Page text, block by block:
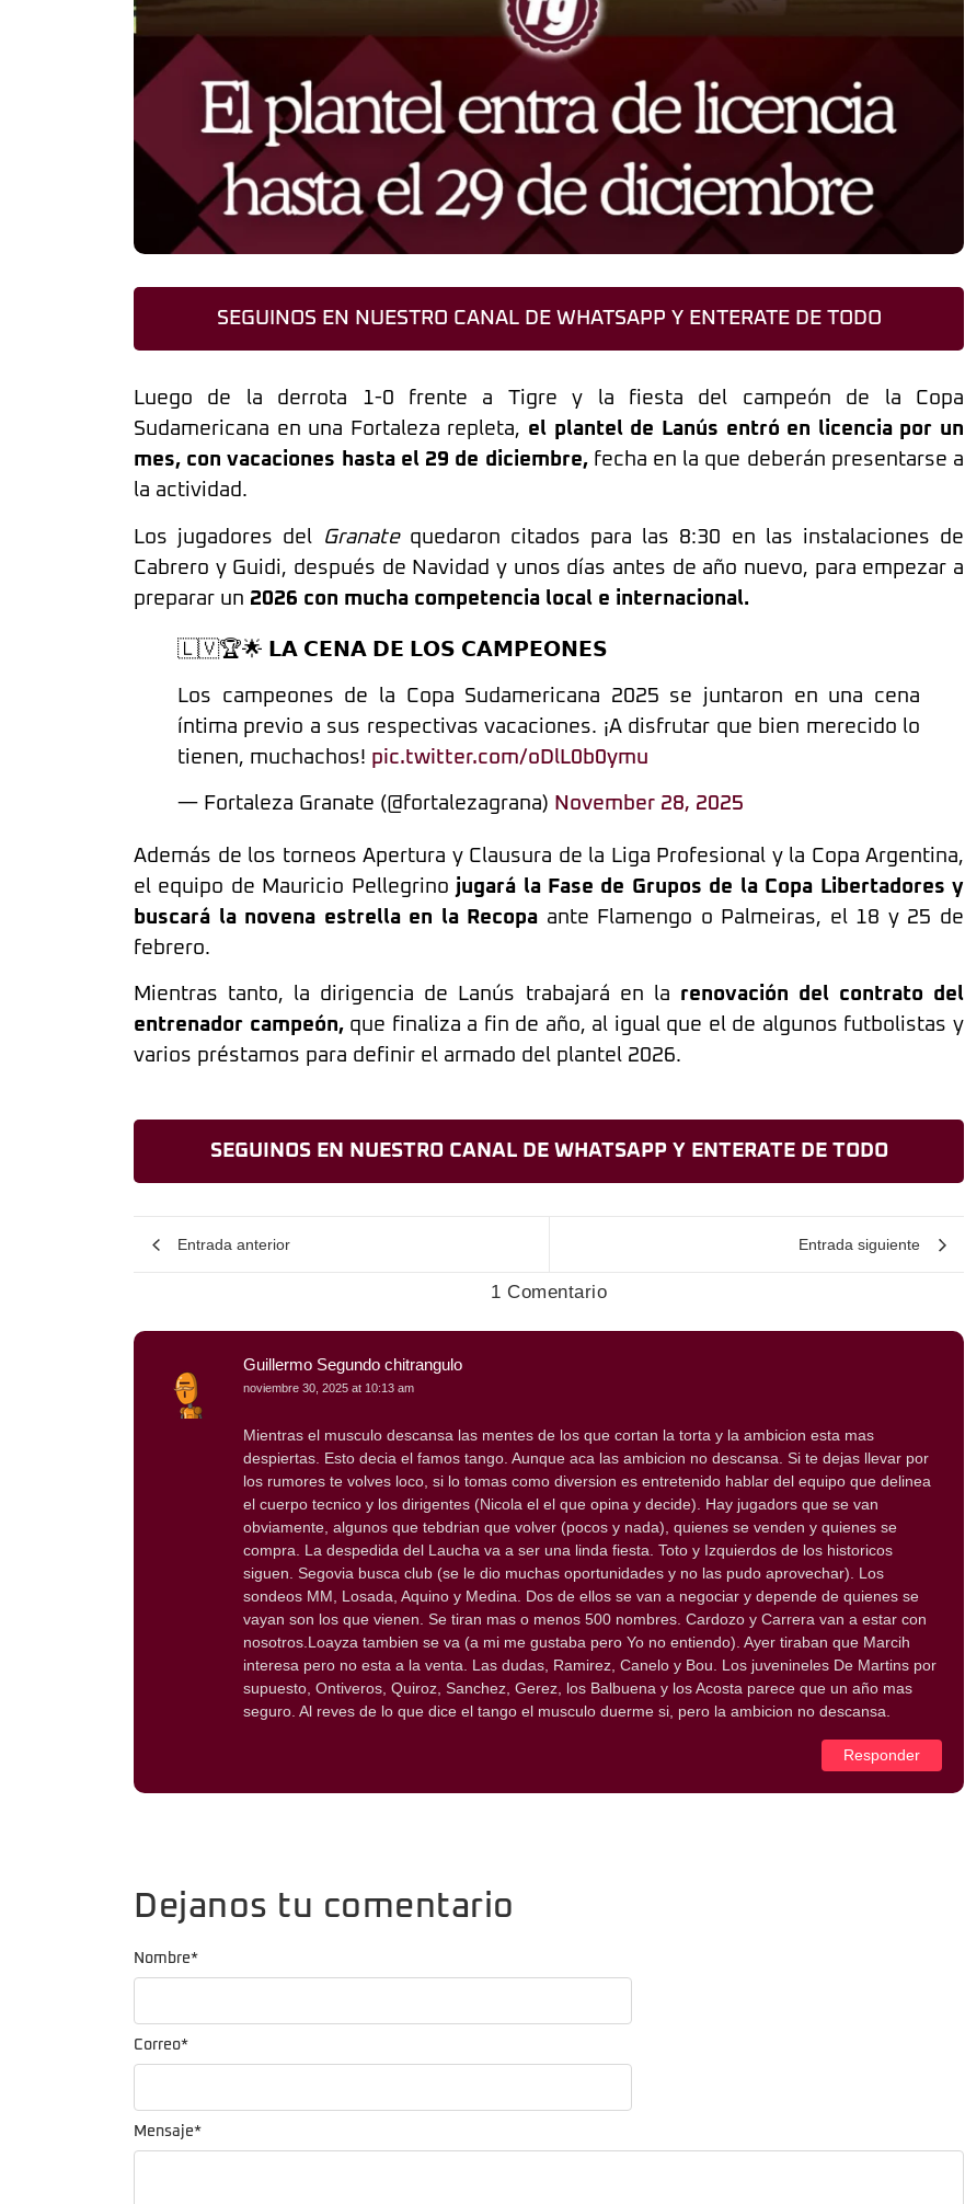
SEGUINOS EN NUESTRO CANAL DE WHATSAPP Y ENTERATE DE TODO
Luego de la derrota 1-0 frente a Tigre y la fiesta del campeón de la Copa
Sudamericana en una Fortaleza repleta, el plantel de Lanús entró en licencia por un
mes, con vacaciones hasta el 29 de diciembre,fecha en la que deberán presentarse a
la actividad.
Los jugadores del Granatequedaron citados para las 8:30 en las instalaciones de
Cabrero y Guidi, después de Navidad y unos días antes de año nuevo, para empezar a
preparar un 2026 con mucha competencia local e internacional.
🇱🇻🏆🌟 𝗟𝗔 𝗖𝗘𝗡𝗔 𝗗𝗘 𝗟𝗢𝗦 𝗖𝗔𝗠𝗣𝗘𝗢𝗡𝗘𝗦
Los campeones de la Copa Sudamericana 2025 se juntaron en una cena
íntima previo a sus respectivas vacaciones. ¡A disfrutar que bien merecido lo
tienen, muchachos! pic.twitter.com/oDlL0b0ymu
— Fortaleza Granate (@fortalezagrana) November 28, 2025
Además de los torneos Apertura y Clausura de la Liga Profesional y la Copa Argentina,
el equipo de Mauricio Pellegrino jugará la Fase de Grupos de la Copa Libertadores y
buscará la novena estrella en la Recopa ante Flamengo o Palmeiras, el 18 y 25 de
febrero.
Mientras tanto, la dirigencia de Lanús trabajará en la renovación del contrato del
entrenador campeón,que finaliza a fin de año, al igual que el de algunos futbolistas y
varios préstamos para definir el armado del plantel 2026.
SEGUINOS EN NUESTRO CANAL DE WHATSAPP Y ENTERATE DE TODO
Entrada anterior Entrada siguiente
1 Comentario
Guillermo Segundo chitrangulo
noviembre 30, 2025 at 10:13 am
Mientras el musculo descansa las mentes de los que cortan la torta y la ambicion esta mas
despiertas. Esto decia el famos tango. Aunque aca las ambicion no descansa. Si te dejas llevar por
los rumores te volves loco, si lo tomas como diversion es entretenido hablar del equipo que delinea
el cuerpo tecnico y los dirigentes (Nicola el el que opina y decide). Hay jugadors que se van
obviamente, algunos que tebdrian que volver (pocos y nada), quienes se venden y quienes se
compra. La despedida del Laucha va a ser una linda fiesta. Toto y Izquierdos de los historicos
siguen. Segovia busca club (se le dio muchas oportunidades y no las pudo aprovechar). Los
sondeos MM, Losada, Aquino y Medina. Dos de ellos se van a negociar y depende de quienes se
vayan son los que vienen. Se tiran mas o menos 500 nombres. Cardozo y Carrera van a estar con
nosotros.Loayza tambien se va (a mi me gustaba pero Yo no entiendo). Ayer tiraban que Marcih
interesa pero no esta a la venta. Las dudas, Ramirez, Canelo y Bou. Los juvenineles De Martins por
supuesto, Ontiveros, Quiroz, Sanchez, Gerez, los Balbuena y los Acosta parece que un año mas
seguro. Al reves de lo que dice el tango el musculo duerme si, pero la ambicion no descansa.
Responder
Dejanos tu comentario
Mensaje*
Nombre*
Correo*